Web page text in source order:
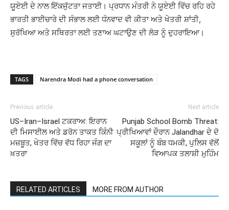
ਯੂਏਈ ਦੇ ਨਾਲ ਇੱਕਜੁੱਟਤਾ ਜਤਾਈ। ਪ੍ਰਧਾਨ ਮੰਤਰੀ ਨੇ ਯੂਏਈ ਵਿੱਚ ਰਹਿ ਰਹੇ
ਭਾਰਤੀ ਭਾਈਚਾਰੇ ਦੀ ਸੰਭਾਲ ਲਈ ਧੰਨਵਾਦ ਵੀ ਕੀਤਾ ਅਤੇ ਖੇਤਰੀ ਸ਼ਾਂਤੀ,
ਸੁਰੱਖਿਆ ਅਤੇ ਸਥਿਰਤਾ ਲਈ ਤਣਾਅ ਘਟਾਉਣ ਦੀ ਲੋੜ ਨੂੰ ਦੁਹਰਾਇਆ।
TAGS Narendra Modi had a phone conversation
Previous article
US–Iran–Israel ਟਕਰਾਅ: ਇਰਾਨ
ਦੀ ਮਿਸਾਈਲ ਅਤੇ ਡਰੋਨ ਤਾਕਤ ਕਿੰਨੀ
ਮਜ਼ਬੂਤ, ਖੇਤਰ ਵਿੱਚ ਵੱਧ ਰਿਹਾ ਜੰਗ ਦਾ
ਖ਼ਤਰਾ
Next article
Punjab School Bomb Threat:
ਪ੍ਰੀਖਿਆਵਾਂ ਦੌਰਾਨ Jalandhar ਦੇ ਦੋ
ਸਕੂਲਾਂ ਨੂੰ ਬੰਬ ਧਮਕੀ, ਪੁਲਿਸ ਵੱਲੋਂ
ਵਿਆਪਕ ਤਲਾਸ਼ੀ ਮੁਹਿੰਮ
RELATED ARTICLES MORE FROM AUTHOR